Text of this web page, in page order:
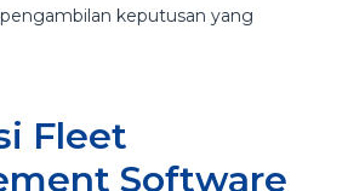
keputusan yang
Fleet
Software